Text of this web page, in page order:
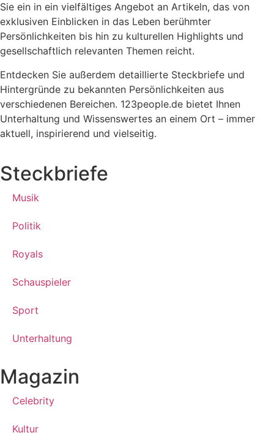
Sie ein in ein vielfältiges Angebot an Artikeln, das von
exklusiven Einblicken in das Leben berühmter
Persönlichkeiten bis hin zu kulturellen Highlights und
gesellschaftlich relevanten Themen reicht.
Entdecken Sie außerdem detaillierte Steckbriefe und
Hintergründe zu bekannten Persönlichkeiten aus
verschiedenen Bereichen. 123people.de bietet Ihnen
Unterhaltung und Wissenswertes an einem Ort – immer
aktuell, inspirierend und vielseitig.
Steckbriefe
Musik
Politik
Royals
Schauspieler
Sport
Unterhaltung
Magazin
Celebrity
Kultur